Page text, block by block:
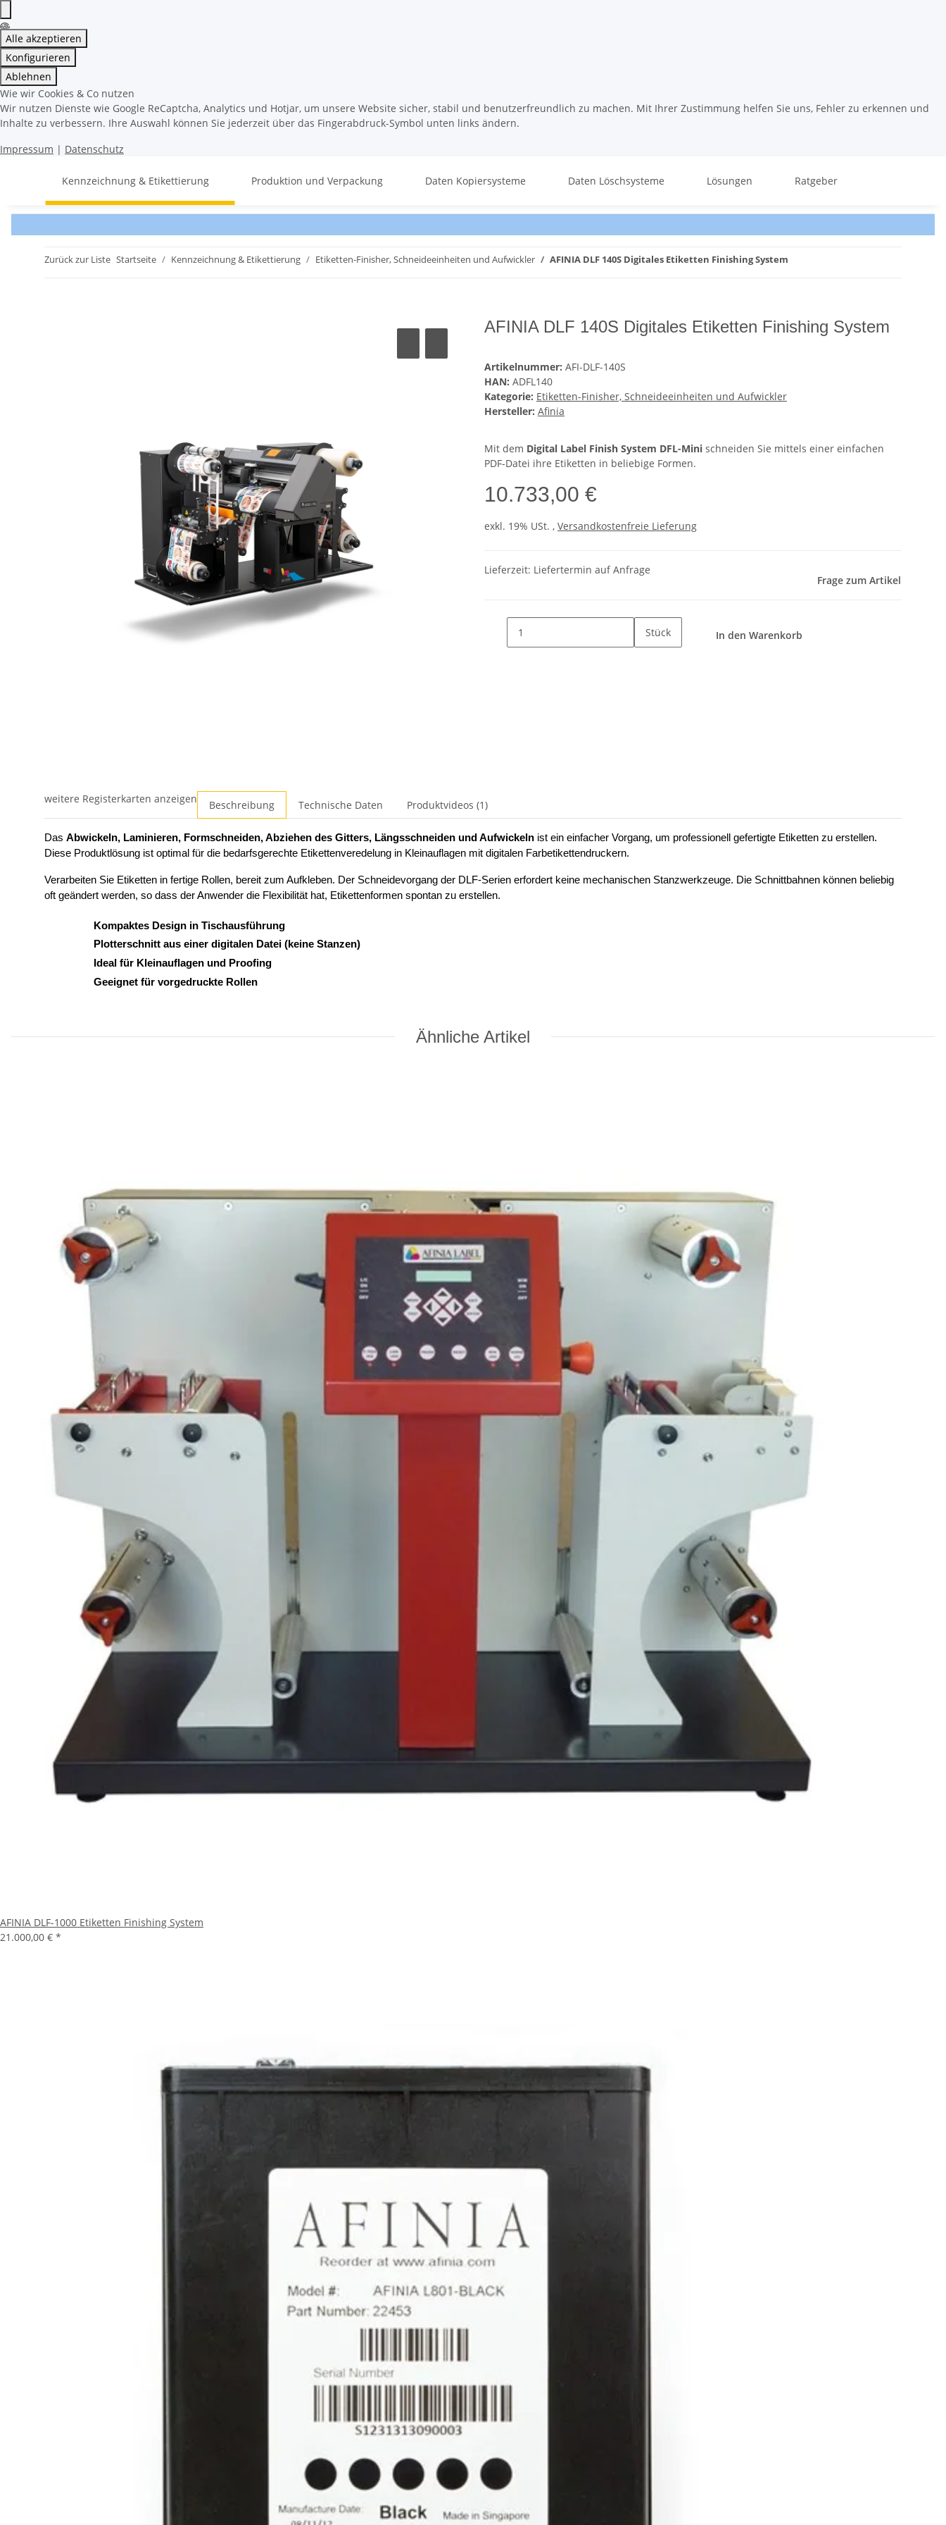
Alle akzeptieren
Konfigurieren
Ablehnen
Wie wir Cookies & Co nutzen
Wir nutzen Dienste wie Google ReCaptcha, Analytics und Hotjar, um unsere Website sicher, stabil und benutzerfreundlich zu machen. Mit Ihrer Zustimmung helfen Sie uns, Fehler zu erkennen und
Inhalte zu verbessern. Ihre Auswahl können Sie jederzeit über das Fingerabdruck-Symbol unten links ändern.
Impressum | Datenschutz
Kennzeichnung & Etikettierung Produktion und Verpackung Daten Kopiersysteme Daten Löschsysteme Lösungen Ratgeber
Zurück zur Liste Startseite Kennzeichnung & Etikettierung Etiketten-Finisher, Schneideeinheiten und Aufwickler AFINIA DLF 140S Digitales Etiketten Finishing System
AFINIA DLF 140S Digitales Etiketten Finishing System
Artikelnummer: AFI-DLF-140S
HAN: ADFL140
Kategorie: Etiketten-Finisher, Schneideeinheiten und Aufwickler
Hersteller: Afinia
Mit dem Digital Label Finish System DFL-Mini schneiden Sie mittels einer einfachen
PDF-Datei ihre Etiketten in beliebige Formen.
10.733,00 €
exkl. 19% USt. , Versandkostenfreie Lieferung
Lieferzeit: Liefertermin auf Anfrage
Frage zum Artikel
Stück In den Warenkorb
weitere Registerkarten anzeigen Beschreibung Technische Daten Produktvideos (1)
Das Abwickeln, Laminieren, Formschneiden, Abziehen des Gitters, Längsschneiden und Aufwickeln ist ein einfacher Vorgang, um professionell gefertigte Etiketten zu erstellen.
Diese Produktlösung ist optimal für die bedarfsgerechte Etikettenveredelung in Kleinauflagen mit digitalen Farbetikettendruckern.
Verarbeiten Sie Etiketten in fertige Rollen, bereit zum Aufkleben. Der Schneidevorgang der DLF-Serien erfordert keine mechanischen Stanzwerkzeuge. Die Schnittbahnen können beliebig
oft geändert werden, so dass der Anwender die Flexibilität hat, Etikettenformen spontan zu erstellen.
Kompaktes Design in Tischausführung
Plotterschnitt aus einer digitalen Datei (keine Stanzen)
Ideal für Kleinauflagen und Proofing
Geeignet für vorgedruckte Rollen
Ähnliche Artikel
AFINIA DLF-1000 Etiketten Finishing System
21.000,00 € *